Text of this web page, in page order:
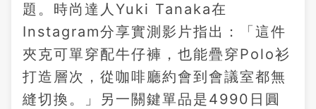
題。時尚達人Yuki Tanaka在
Instagram分享實測影片指出：「這件
夾克可單穿配牛仔褲，也能疊穿Polo衫
打造層次，從咖啡廳約會到會議室都無
縫切換。」另一關鍵單品是4990日圓